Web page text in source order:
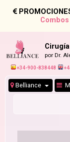
por Dr.
+34-900-838448
Belliance